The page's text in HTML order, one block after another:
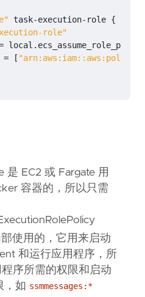
task-execution- role {
role"
local . ecs_assume_role_policy
= [ "arn:aws:iam::aws:policy/
是 EC2 或 Fargate 用
容器的，所以只需
使用的，它用来启动
和运行应用程序，所
序所需的权限和启动
，如 ssmmessages:*